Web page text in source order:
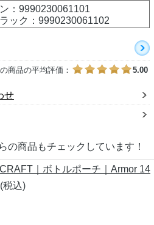
：9990230061101
ック：9990230061102
商品の平均評価： 5.00
せ
の商品もチェックしています！
｜ボトルポーチ｜Armor 14
(税込)